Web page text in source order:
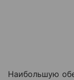
Наибольшую